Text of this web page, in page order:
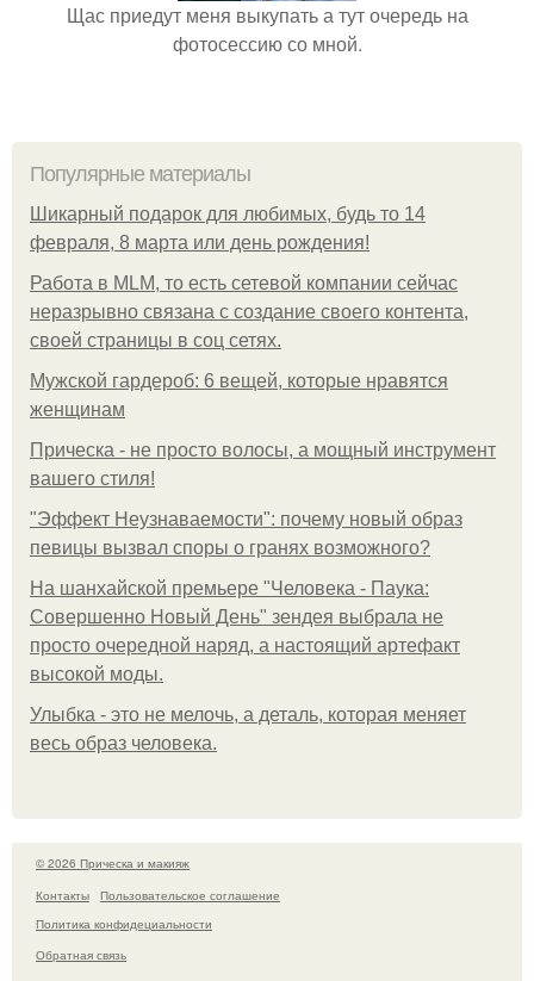
Щас приедут меня выкупать а тут очередь на
фотосессию со мной.
Популярные материалы
Шикарный подарок для любимых, будь то 14
февраля, 8 марта или день рождения!
Работа в MLM, то есть сетевой компании сейчас
неразрывно связана с создание своего контента,
своей страницы в соц сетях.
Мужской гардероб: 6 вещей, которые нравятся
женщинам
Прическа - не просто волосы, а мощный инструмент
вашего стиля!
"Эффект Неузнаваемости": почему новый образ
певицы вызвал споры о гранях возможного?
На шанхайской премьере "Человека - Паука:
Совершенно Новый День" зендея выбрала не
просто очередной наряд, а настоящий артефакт
высокой моды.
Улыбка - это не мелочь, а деталь, которая меняет
весь образ человека.
© 2026 Прическа и макияж
Контакты
Пользовательское соглашение
Политика конфидециальности
Обратная связь